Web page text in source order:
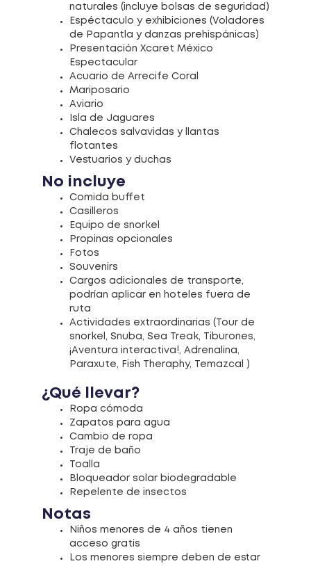
naturales (incluye bolsas de seguridad)
Espéctaculo y exhibiciones (Voladores
de Papantla y danzas prehispánicas)
Presentación Xcaret México
Espectacular
Acuario de Arrecife Coral
Mariposario
Aviario
Isla de Jaguares
Chalecos salvavidas y llantas
flotantes
Vestuarios y duchas
No incluye
Comida buffet
Casilleros
Equipo de snorkel
Propinas opcionales
Fotos
Souvenirs
Cargos adicionales de transporte,
podrían aplicar en hoteles fuera de
ruta
Actividades extraordinarias (Tour de
snorkel, Snuba, Sea Treak, Tiburones,
¡Aventura interactiva!, Adrenalina,
Paraxute, Fish Theraphy, Temazcal )
¿Qué llevar?
Ropa cómoda
Zapatos para agua
Cambio de ropa
Traje de baño
Toalla
Bloqueador solar biodegradable
Repelente de insectos
Notas
Niños menores de 4 años tienen
acceso gratis
Los menores siempre deben de estar